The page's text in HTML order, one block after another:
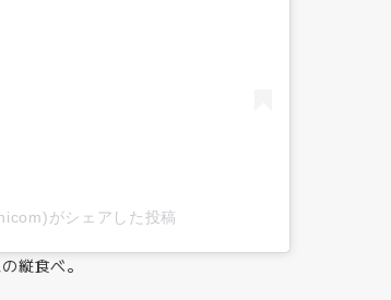
がシェアした投稿
縦食べ。